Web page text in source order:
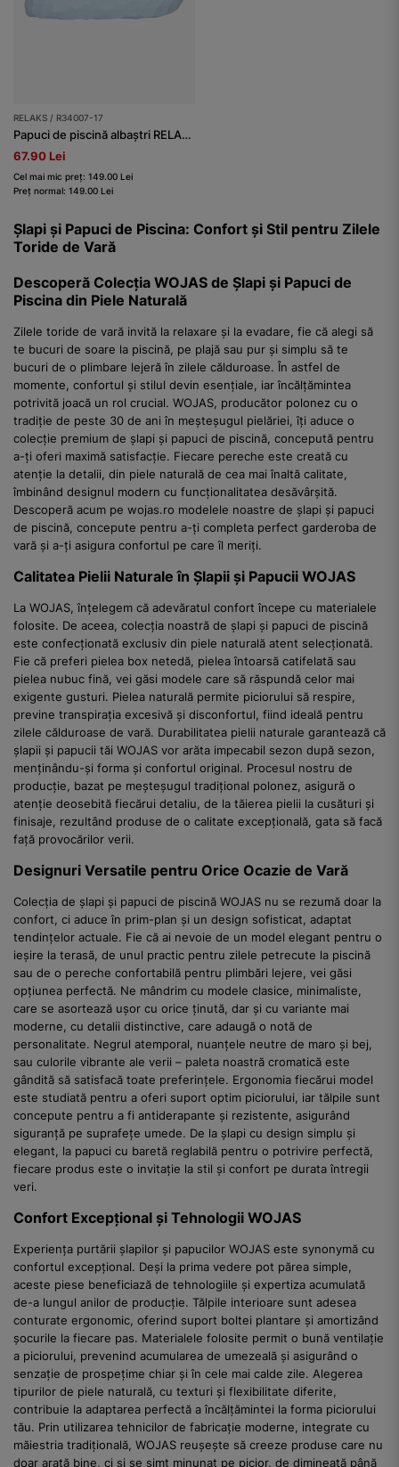
RELAKS / R34007-17
Papuci de piscină albaștri RELAKS
67.90 Lei
Cel mai mic preț: 149.00 Lei
Preț normal: 149.00 Lei
Șlapi și Papuci de Piscina: Confort și Stil pentru Zilele
Toride de Vară
Descoperă Colecția WOJAS de Șlapi și Papuci de
Piscina din Piele Naturală
Zilele toride de vară invită la relaxare și la evadare, fie că alegi să
te bucuri de soare la piscină, pe plajă sau pur și simplu să te
bucuri de o plimbare lejeră în zilele călduroase. În astfel de
momente, confortul și stilul devin esențiale, iar încălțămintea
potrivită joacă un rol crucial. WOJAS, producător polonez cu o
tradiție de peste 30 de ani în meșteșugul pielăriei, îți aduce o
colecție premium de șlapi și papuci de piscină, concepută pentru
a-ți oferi maximă satisfacție. Fiecare pereche este creată cu
atenție la detalii, din piele naturală de cea mai înaltă calitate,
îmbinând designul modern cu funcționalitatea desăvârșită.
Descoperă acum pe wojas.ro modelele noastre de șlapi și papuci
de piscină, concepute pentru a-ți completa perfect garderoba de
vară și a-ți asigura confortul pe care îl meriți.
Calitatea Pielii Naturale în Șlapii și Papucii WOJAS
La WOJAS, înțelegem că adevăratul confort începe cu materialele
folosite. De aceea, colecția noastră de șlapi și papuci de piscină
este confecționată exclusiv din piele naturală atent selecționată.
Fie că preferi pielea box netedă, pielea întoarsă catifelată sau
pielea nubuc fină, vei găsi modele care să răspundă celor mai
exigente gusturi. Pielea naturală permite piciorului să respire,
previne transpirația excesivă și disconfortul, fiind ideală pentru
zilele călduroase de vară. Durabilitatea pielii naturale garantează că
șlapii și papucii tăi WOJAS vor arăta impecabil sezon după sezon,
menținându-și forma și confortul original. Procesul nostru de
producție, bazat pe meșteșugul tradițional polonez, asigură o
atenție deosebită fiecărui detaliu, de la tăierea pielii la cusături și
finisaje, rezultând produse de o calitate excepțională, gata să facă
față provocărilor verii.
Designuri Versatile pentru Orice Ocazie de Vară
Colecția de șlapi și papuci de piscină WOJAS nu se rezumă doar la
confort, ci aduce în prim-plan și un design sofisticat, adaptat
tendințelor actuale. Fie că ai nevoie de un model elegant pentru o
ieșire la terasă, de unul practic pentru zilele petrecute la piscină
sau de o pereche confortabilă pentru plimbări lejere, vei găsi
opțiunea perfectă. Ne mândrim cu modele clasice, minimaliste,
care se asortează ușor cu orice ținută, dar și cu variante mai
moderne, cu detalii distinctive, care adaugă o notă de
personalitate. Negrul atemporal, nuanțele neutre de maro și bej,
sau culorile vibrante ale verii – paleta noastră cromatică este
gândită să satisfacă toate preferințele. Ergonomia fiecărui model
este studiată pentru a oferi suport optim piciorului, iar tălpile sunt
concepute pentru a fi antiderapante și rezistente, asigurând
siguranță pe suprafețe umede. De la șlapi cu design simplu și
elegant, la papuci cu baretă reglabilă pentru o potrivire perfectă,
fiecare produs este o invitație la stil și confort pe durata întregii
veri.
Confort Excepțional și Tehnologii WOJAS
Experiența purtării șlapilor și papucilor WOJAS este synonymă cu
confortul excepțional. Deși la prima vedere pot părea simple,
aceste piese beneficiază de tehnologiile și expertiza acumulată
de-a lungul anilor de producție. Tălpile interioare sunt adesea
conturate ergonomic, oferind suport boltei plantare și amortizând
șocurile la fiecare pas. Materialele folosite permit o bună ventilație
a piciorului, prevenind acumularea de umezeală și asigurând o
senzație de prospețime chiar și în cele mai calde zile. Alegerea
tipurilor de piele naturală, cu texturi și flexibilitate diferite,
contribuie la adaptarea perfectă a încălțămintei la forma piciorului
tău. Prin utilizarea tehnicilor de fabricație moderne, integrate cu
măiestria tradițională, WOJAS reușește să creeze produse care nu
doar arată bine, ci și se simt minunat pe picior, de dimineață până